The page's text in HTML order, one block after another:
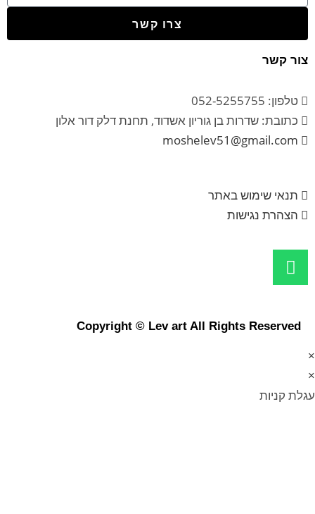
צרו קשר
צור קשר
טלפון: 052-5255755
כתובת: שדרות בן גוריון אשדוד, תחנת דלק דור אלון
moshelev51@gmail.com
תנאי שימוש באתר
הצהרת נגישות
Copyright © Lev art All Rights Reserved
×
×
עגלת קניות